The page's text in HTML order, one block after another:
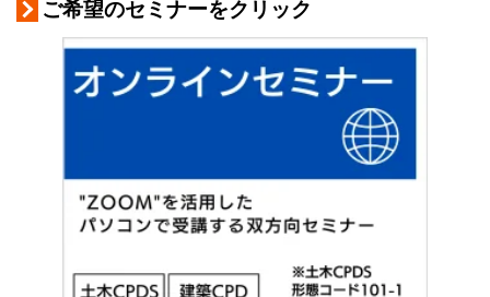
ご希望のセミナーをクリック